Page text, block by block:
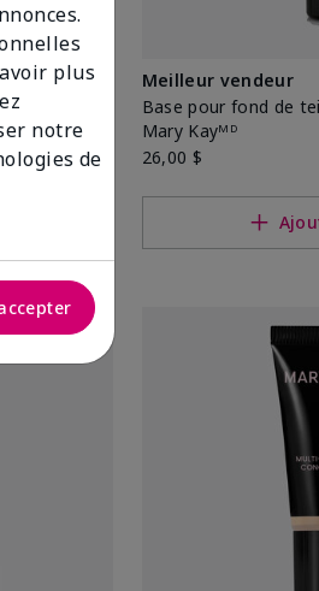
Meilleur vendeur
Base pour fond de
Mary Kayᴹᴰ
26,00 $
plus
notre
de